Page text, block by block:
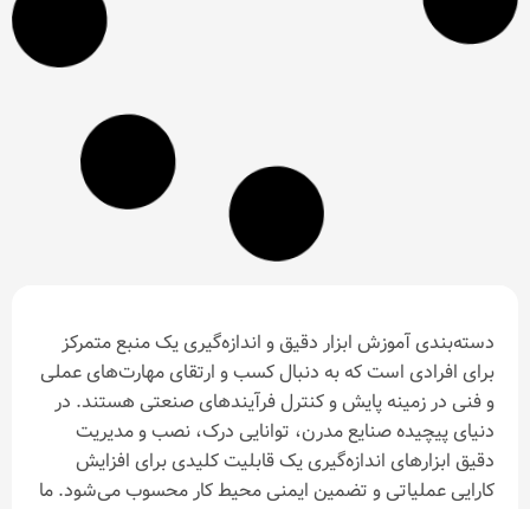
ابزار دقیق و اندازه‌گیری یک منبع متمرکز
که به دنبال کسب و ارتقای مهارت‌های عملی
پایش و کنترل فرآیندهای صنعتی هستند. در
مدرن، توانایی درک، نصب و مدیریت
یک قابلیت کلیدی برای افزایش
و تضمین ایمنی محیط کار محسوب می‌شود. ما